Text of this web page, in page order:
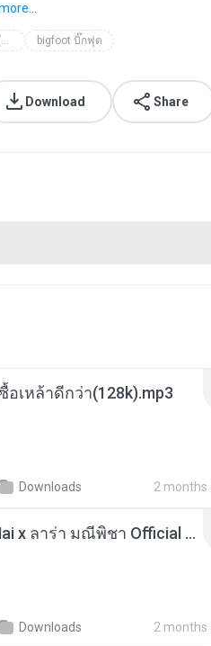
bigfoot บิ๊กฟุต (รวมมิตร) bigfoot บิ๊กฟุต
Download Share
เหล้าดีกว่า(128k).mp3
Downloads 2 months
ฮักได้ก่อ WanMai x ลาร่า มณีพิชา Official MV.mp3
Downloads 2 months